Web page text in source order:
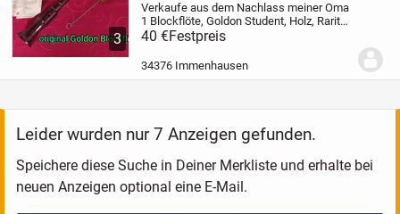
3
Verkaufe aus dem Nachlass meiner Oma
1 Blockflöte, Goldon Student, Holz, Rarität,
mit Reinigungspinsel, original Verpackung
+ eine Beschreibung,
GebrauchsspurenBei Fragen einfach...
40 €Festpreis
34376 Immenhausen
Leider wurden nur 7 Anzeigen gefunden.
Speichere diese Suche in Deiner Merkliste und erhalte bei
neuen Anzeigen optional eine E-Mail.